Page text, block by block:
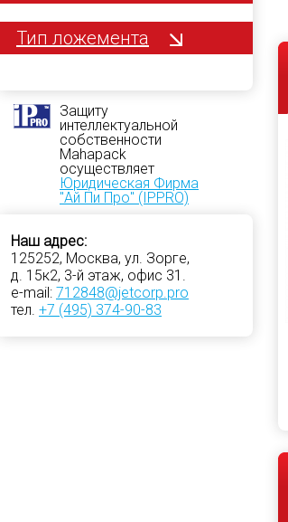
Тип ложемента
Защиту
интеллектуальной
собственности
Mahapack
осуществляет
Юридическая Фирма
"Ай Пи Про" (IPPRO)
Наш адрес:
125252, Москва, ул. Зорге,
д. 15к2, 3-й этаж, офис 31.
e-mail: 712848@jetcorp.pro
тел. +7 (495) 374-90-83